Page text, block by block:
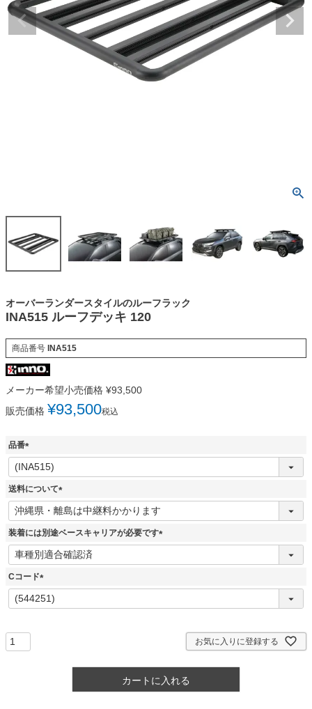
オーバーランダースタイルのルーフラック
INA515 ルーフデッキ 120
商品番号 INA515
メーカー希望小売価格 ¥93,500
販売価格 ¥93,500税込
品番
(
必
須
送料について
(
必
須
装着には別途ベースキャリアが必要です
(
Cコード
(
必
お気に入りに登録する
カートに入れる